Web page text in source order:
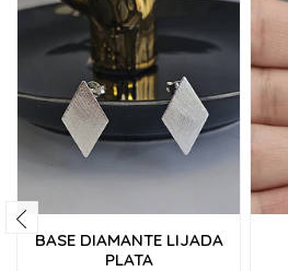
BASE DIAMANTE LIJADA
PLATA